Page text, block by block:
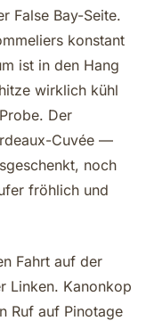
False Bay-Seite.
konstant
ist in den Hang
wirklich kühl
Der
Cuvée —
noch
fröhlich und
Fahrt auf der
Linken. Kanonkop
Ruf auf Pinotage